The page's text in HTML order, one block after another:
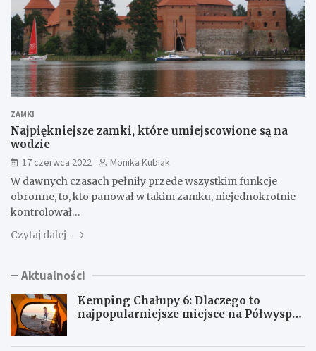
ZAMKI
Najpiękniejsze zamki, które umiejscowione są na
wodzie
17 czerwca 2022
Monika Kubiak
W dawnych czasach pełniły przede wszystkim funkcje
obronne, to, kto panował w takim zamku, niejednokrotnie
kontrolował…
Czytaj dalej
Aktualności
Kemping Chałupy 6: Dlaczego to
najpopularniejsze miejsce na Półwyspie